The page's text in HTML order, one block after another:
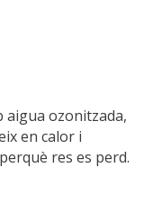
aigua ozonitzada,
en calor i
res es perd.